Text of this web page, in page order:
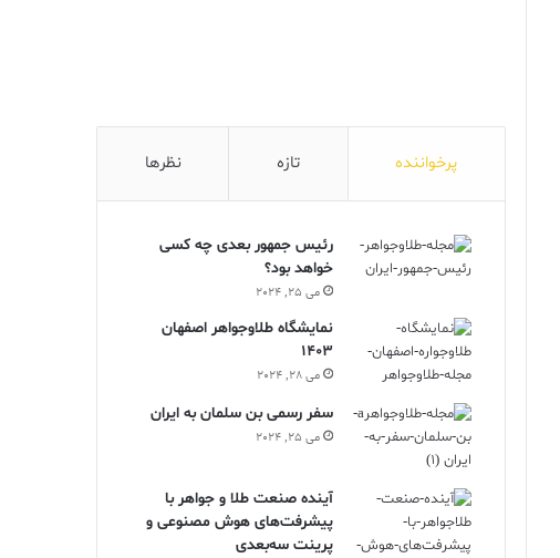
پرخواننده تازه نظرها
رئیس جمهور بعدی چه کسی
خواهد بود؟
می 25, 2024
نمایشگاه طلاوجواهر اصفهان
1403
می 28, 2024
سفر رسمی بن سلمان به ایران
می 25, 2024
آینده صنعت طلا و جواهر با
پیشرفت‌های هوش مصنوعی و
پرینت سه‌بعدی